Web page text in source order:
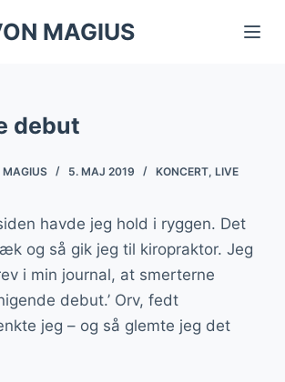
MAGIUS
debut
5. MAJ 2019 KONCERT, LIVE
havde jeg hold i ryggen. Det
og så gik jeg til kiropraktor. Jeg
i min journal, at smerterne
debut.’ Orv, fedt
jeg – og så glemte jeg det